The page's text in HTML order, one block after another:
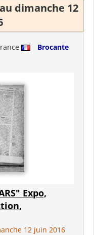
dimanche 12
Brocante
Expo,
12 juin 2016